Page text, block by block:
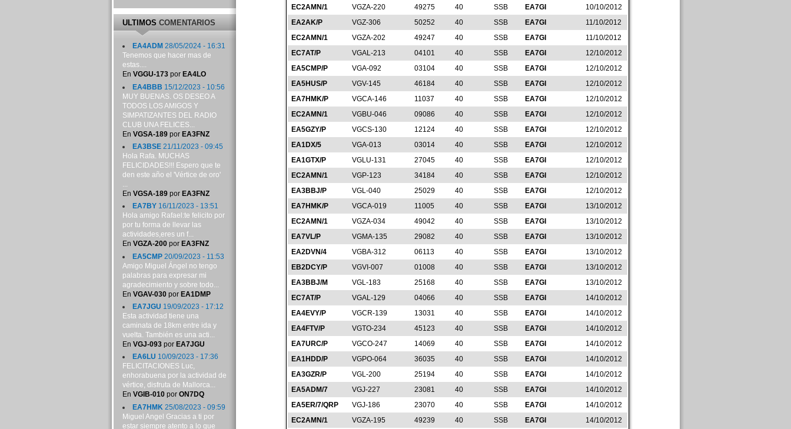
EC2AMN/1
VGZA-220 49275 40 SSB EA7GI
10/10/2012
EA2AK/P
VGZ-306 50252 40 SSB EA7GI
11/10/2012
EC2AMN/1
VGZA-202 49247 40 SSB EA7GI
11/10/2012
EC7AT/P
VGAL-213 04101 40 SSB EA7GI
12/10/2012
EA5CMP/P
VGA-092 03104 40 SSB EA7GI
12/10/2012
EA5HUS/P
VGV-145 46184 40 SSB EA7GI
12/10/2012
EA7HMK/P
VGCA-146 11037 40 SSB EA7GI
12/10/2012
EC2AMN/1
VGBU-046 09086 40 SSB EA7GI
12/10/2012
EA5GZY/P
VGCS-130 12124 40 SSB EA7GI
12/10/2012
EA1DX/5
VGA-013 03014 40 SSB EA7GI
12/10/2012
EA1GTX/P
VGLU-131 27045 40 SSB EA7GI
12/10/2012
EC2AMN/1
VGP-123 34184 40 SSB EA7GI
12/10/2012
EA3BBJ/P
VGL-040 25029 40 SSB EA7GI
12/10/2012
EA7HMK/P
VGCA-019 11005 40 SSB EA7GI
13/10/2012
EC2AMN/1
VGZA-034 49042 40 SSB EA7GI
13/10/2012
EA7VL/P
VGMA-135 29082 40 SSB EA7GI
13/10/2012
EA2DVN/4
VGBA-312 06113 40 SSB EA7GI
13/10/2012
EB2DCY/P
VGVI-007 01008 40 SSB EA7GI
13/10/2012
EA3BBJ/M
VGL-183 25168 40 SSB EA7GI
13/10/2012
EC7AT/P
VGAL-129 04066 40 SSB EA7GI
14/10/2012
EA4EVY/P
VGCR-139 13031 40 SSB EA7GI
14/10/2012
EA4FTV/P
VGTO-234 45123 40 SSB EA7GI
14/10/2012
EA7URC/P
VGCO-247 14069 40 SSB EA7GI
14/10/2012
EA1HDD/P
VGPO-064 36035 40 SSB EA7GI
14/10/2012
EA3GZR/P
VGL-200 25194 40 SSB EA7GI
14/10/2012
EA5ADM/7
VGJ-227 23081 40 SSB EA7GI
14/10/2012
EA5ER/7/QRP
VGJ-186 23070 40 SSB EA7GI
14/10/2012
EC2AMN/1
VGZA-195 49239 40 SSB EA7GI
14/10/2012
ULTIMOSCOMENTARIOS
EA4ADM 28/05/2024 - 16:31
Tenemos que hacer mas de
estas....
En VGGU-173por EA4LO
EA4BBB 15/12/2023 - 10:56
MUY BUENAS. OS DESEO A
TODOS LOS AMIGOS Y
SIMPATIZANTES DEL RADIO
CLUB UNA FELICES...
En VGSA-189por EA3FNZ
EA3BSE21/11/2023 - 09:45
Hola Rafa. MUCHAS
FELICIDADES!!! Espero que te
den este año el 'Vértice de oro'
...
En VGSA-189por EA3FNZ
EA7BY16/11/2023 - 13:51
Hola amigo Rafael:te felicito por
por tu forma de llevar las
actividades,eres un f...
En VGZA-200por EA3FNZ
EA5CMP20/09/2023 - 11:53
Amigo Miguel Ángel no tengo
palabras para expresar mi
agradecimiento y sobre todo...
En VGAV-030por EA1DMP
EA7JGU 19/09/2023 - 17:12
Esta actividad tiene una
caminata de 18km entre ida y
vuelta. También es una acti...
En VGJ-093por EA7JGU
EA6LU 10/09/2023 - 17:36
FELICITACIONES Luc,
enhorabuena por la actividad de
vértice, disfruta de Mallorca...
En VGIB-010por ON7DQ
EA7HMK 25/08/2023 - 09:59
Miguel Angel Gracias a ti por
estar siempre atento a lo que